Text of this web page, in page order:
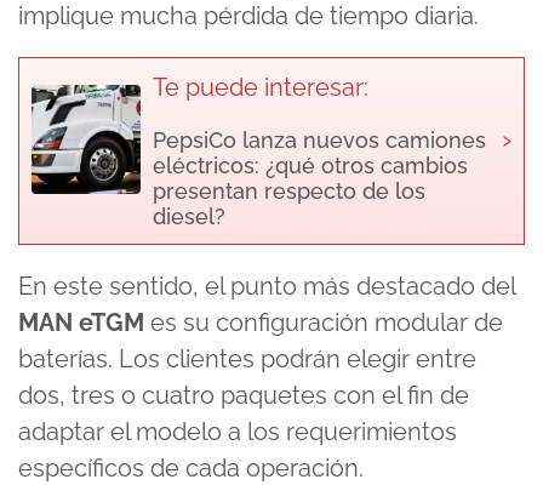
implique mucha pérdida de tiempo diaria.
Te puede interesar:
PepsiCo lanza nuevos camiones
eléctricos: ¿qué otros cambios
presentan respecto de los
diesel?
›
En este sentido, el punto más destacado del
MAN eTGM es su configuración modular de
baterías. Los clientes podrán elegir entre
dos, tres o cuatro paquetes con el fin de
adaptar el modelo a los requerimientos
específicos de cada operación.